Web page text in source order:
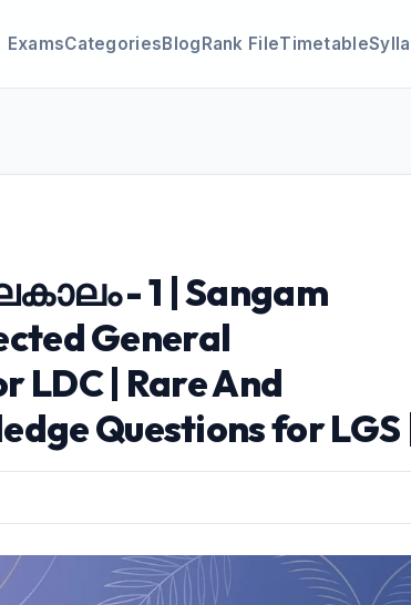
ExamsCategoriesBlogRank FileTimetable
- 1 | Sangam
General
LDC | Rare And
Questions for LGS